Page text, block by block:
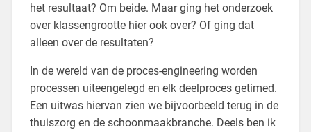
het resultaat? Om beide. Maar ging het onderzoek
over klassengrootte hier ook over? Of ging dat
alleen over de resultaten?
In de wereld van de proces-engineering worden
processen uiteengelegd en elk deelproces getimed.
Een uitwas hiervan zien we bijvoorbeeld terug in de
thuiszorg en de schoonmaakbranche. Deels ben ik